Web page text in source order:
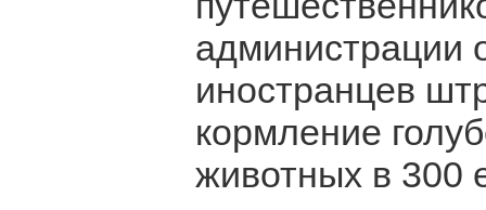
администрации
иностранцев
кормление
животных в 300